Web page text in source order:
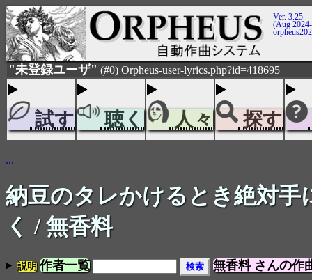
Ver. 3.25
(Aug
"未登録ユーザ" (#0) Orpheus-user-lyrics.php?id=418695
試す 聴く 人々 探す
...
納豆のタレかけるとき絶対手
く / 無香料
説明 作者一覧 無香料 さんの作